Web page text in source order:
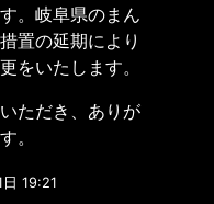
。岐阜県のまん
置の延期により
をいたします。
ただき、ありが
。
19:21